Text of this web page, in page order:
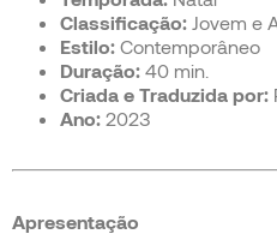
Classificação: Jovem e
Estilo: Contemporâneo
Duração: 40 min.
Criada e Traduzida por:
Ano: 2023
Apresentação